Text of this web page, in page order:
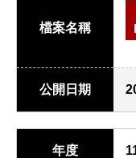
檔案名稱
公開日期
年度